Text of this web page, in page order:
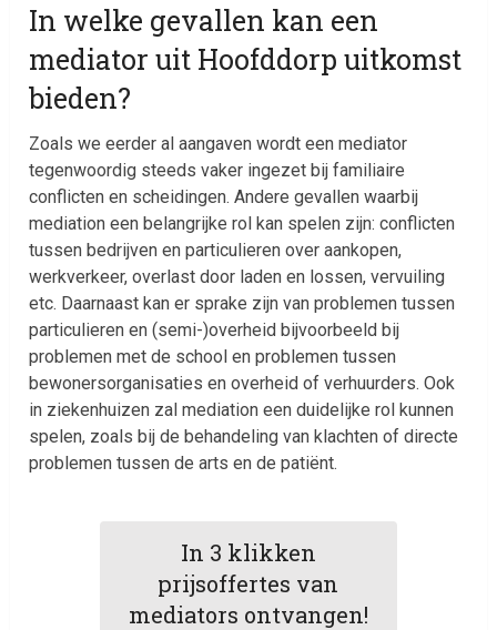
In welke gevallen kan een
mediator uit Hoofddorp uitkomst
bieden?
Zoals we eerder al aangaven wordt een mediator
tegenwoordig steeds vaker ingezet bij familiaire
conflicten en scheidingen. Andere gevallen waarbij
mediation een belangrijke rol kan spelen zijn: conflicten
tussen bedrijven en particulieren over aankopen,
werkverkeer, overlast door laden en lossen, vervuiling
etc. Daarnaast kan er sprake zijn van problemen tussen
particulieren en (semi-)overheid bijvoorbeeld bij
problemen met de school en problemen tussen
bewonersorganisaties en overheid of verhuurders. Ook
in ziekenhuizen zal mediation een duidelijke rol kunnen
spelen, zoals bij de behandeling van klachten of directe
problemen tussen de arts en de patiënt.
In 3 klikken
prijsoffertes van
mediators ontvangen!